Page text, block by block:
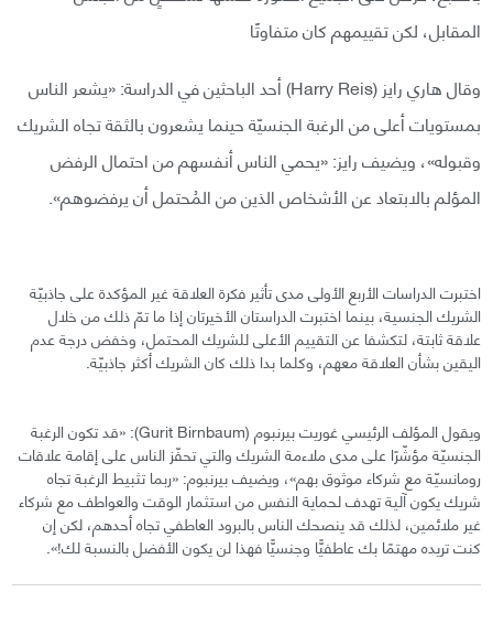
المقابل، لكن تقييمهم كان متفاوتًا
وقال هاري رايز (Harry Reis) أحد الباحثين في الدراسة: «يشعر الناس
بمستويات أعلى من الرغبة الجنسيّة حينما يشعرون بالثقة تجاه الشريك
وقبوله»، ويضيف رايز: «يحمي الناس أنفسهم من احتمال الرفض
المؤلم بالابتعاد عن الأشخاص الذين من المُحتمل أن يرفضوهم».
اختبرت الدراسات الأربع الأولى مدى تأثير فكرة العلاقة غير المؤكدة على جاذبيّة
الشريك الجنسية، بينما اختبرت الدراستان الأخيرتان إذا ما تمّ ذلك من خلال
علاقة ثابتة، لتكشفا عن التقييم الأعلى للشريك المحتمل، وخفض درجة عدم
اليقين بشأن العلاقة معهم، وكلما بدا ذلك كان الشريك أكثر جاذبيّة.
ويقول المؤلف الرئيسي غوريت بيرنبوم (Gurit Birnbaum): «قد تكون الرغبة
الجنسيّة مؤشّرًا على مدى ملاءمة الشريك والتي تحفّز الناس على إقامة علاقات
رومانسيّة مع شركاء موثوق بهم»، ويضيف بيرنبوم: «ربما تثبيط الرغبة تجاه
شريك يكون آلية تهدف لحماية النفس من استثمار الوقت والعواطف مع شركاء
غير ملائمين، لذلك قد ينصحك الناس بالبرود العاطفي تجاه أحدهم، لكن إن
كنت تريده مهتمًا بك عاطفيًّا وجنسيًّا فهذا لن يكون الأفضل بالنسبة لك!».